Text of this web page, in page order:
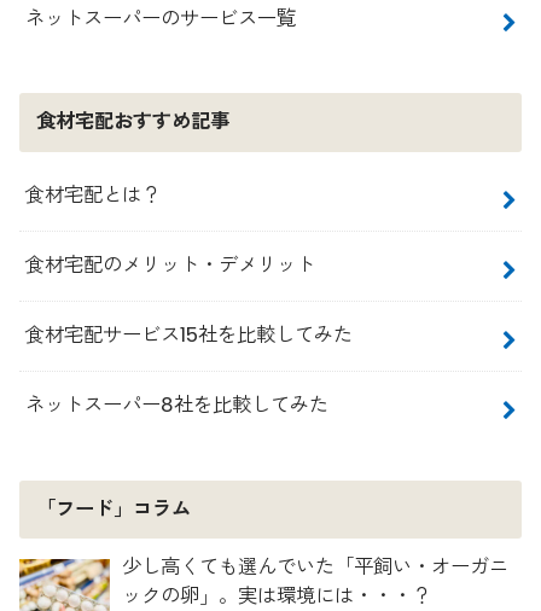
ネットスーパーのサービス一覧
食材宅配おすすめ記事
食材宅配とは？
食材宅配のメリット・デメリット
食材宅配サービス15社を比較してみた
ネットスーパー8社を比較してみた
「フード」コラム
少し高くても選んでいた「平飼い・オーガニ
ックの卵」。実は環境には・・・？